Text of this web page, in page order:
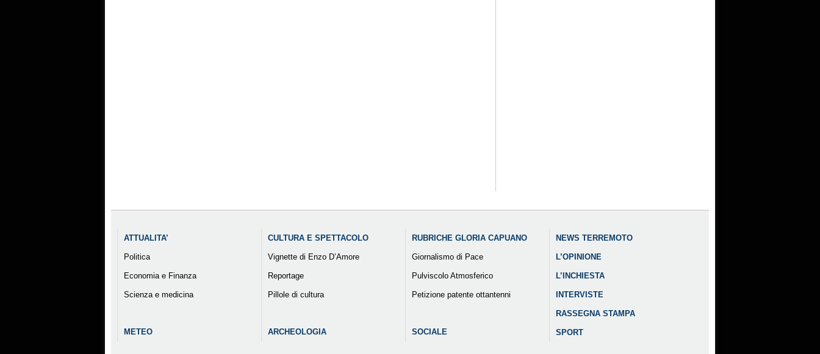
ATTUALITA’
Politica
Economia e Finanza
Scienza e medicina
METEO
CULTURA E SPETTACOLO
Vignette di Enzo D’Amore
Reportage
Pillole di cultura
ARCHEOLOGIA
RUBRICHE GLORIA CAPUANO
Giornalismo di Pace
Pulviscolo Atmosferico
Petizione patente ottantenni
SOCIALE
NEWS TERREMOTO
L’OPINIONE
L’INCHIESTA
INTERVISTE
RASSEGNA STAMPA
SPORT